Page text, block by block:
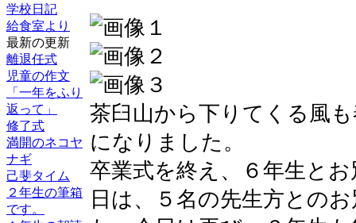
学校日記
給食室より
最新の更新
離退任式
児童の作文
「一年をふり
返って」
修了式
満開のネコヤ
ナギ
己斐タイム
２年生の筆箱
です。
茶臼山から下りてくる風
になりました。
卒業式を終え、６年生と
日は、５名の先生方との